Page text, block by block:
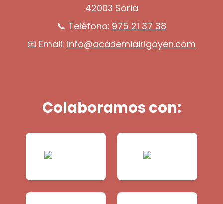
42003 Soria
📞 Teléfono: 975 21 37 38
📧 Email: info@academiairigoyen.com
Colaboramos con: